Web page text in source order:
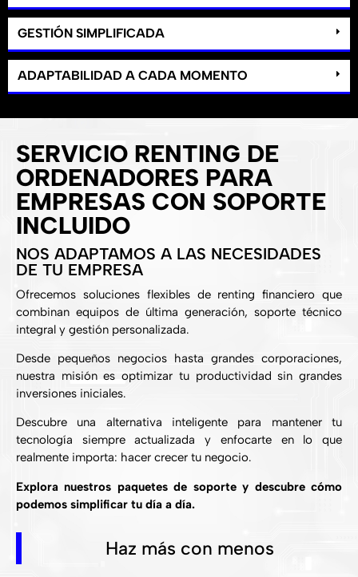
GESTIÓN SIMPLIFICADA
ADAPTABILIDAD A CADA MOMENTO
SERVICIO RENTING DE
ORDENADORES PARA
EMPRESAS CON SOPORTE
INCLUIDO
NOS ADAPTAMOS A LAS NECESIDADES
DE TU EMPRESA
Ofrecemos soluciones flexibles de renting financiero que
combinan equipos de última generación, soporte técnico
integral y gestión personalizada.
Desde pequeños negocios hasta grandes corporaciones,
nuestra misión es optimizar tu productividad sin grandes
inversiones iniciales.
Descubre una alternativa inteligente para mantener tu
tecnología siempre actualizada y enfocarte en lo que
realmente importa: hacer crecer tu negocio.
Explora nuestros paquetes de soporte y descubre cómo
podemos simplificar tu día a día.
Haz más con menos